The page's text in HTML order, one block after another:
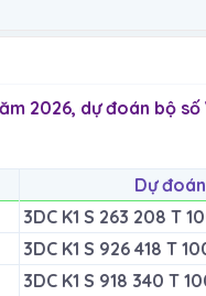
2026, dự đoán bộ
Dự
3DC K1 S 263 208 T
3DC K1 S 926 418 T
3DC K1 S 918 340 T